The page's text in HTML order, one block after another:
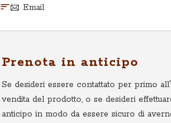
ALLA
AL
Email
Prenota in anticipo
Se desideri essere contattato per primo
vendita del prodotto, o se desideri
anticipo in modo da essere sicuro di